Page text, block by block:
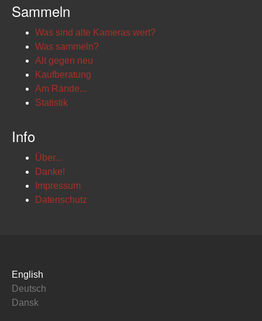
Sammeln
Was sind alte Kameras wert?
Was sammeln?
Alt gegen neu
Kaufberatung
Am Rande...
Statistik
Info
Über...
Danke!
Impressum
Datenschutz
English
Deutsch
Dansk